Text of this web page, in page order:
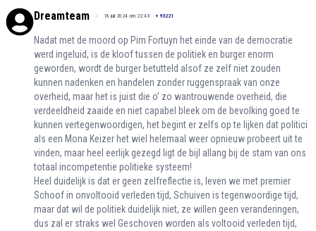
Dreamteam 18 juli 2024 om 22:43 + 93221
Nadat met de moord op Pim Fortuyn het einde van de democratie
werd ingeluid, is de kloof tussen de politiek en burger enorm
geworden, wordt de burger betutteld alsof ze zelf niet zouden
kunnen nadenken en handelen zonder ruggenspraak van onze
overheid, maar het is juist die o' zo wantrouwende overheid, die
verdeeldheid zaaide en niet capabel bleek om de bevolking goed te
kunnen vertegenwoordigen, het begint er zelfs op te lijken dat politici
als een Mona Keizer het wiel helemaal weer opnieuw probeert uit te
vinden, maar heel eerlijk gezegd ligt de bijl allang bij de stam van ons
totaal incompetentie politieke systeem!
Heel duidelijk is dat er geen zelfreflectie is, leven we met premier
Schoof in onvoltooid verleden tijd, Schuiven is tegenwoordige tijd,
maar dat wil de politiek duidelijk niet, ze willen geen veranderingen,
dus zal er straks wel Geschoven worden als voltooid verleden tijd,